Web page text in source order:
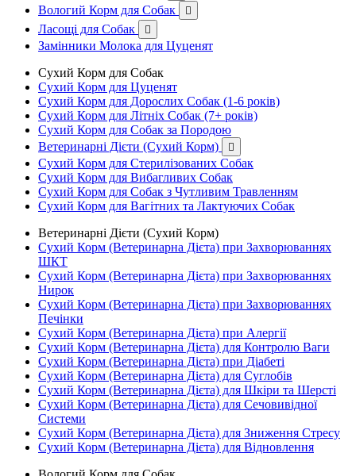
Вологий Корм для Собак 
Ласощі для Собак 
Замінники Молока для Цуценят
Сухий Корм для Собак
Сухий Корм для Цуценят
Сухий Корм для Дорослих Собак (1-6 років)
Сухий Корм для Літніх Собак (7+ років)
Сухий Корм для Собак за Породою
Ветеринарні Дієти (Сухий Корм)

Сухий Корм для Стерилізованих Собак
Сухий Корм для Вибагливих Собак
Сухий Корм для Собак з Чутливим Травленням
Сухий Корм для Вагітних та Лактуючих Собак
Ветеринарні Дієти (Сухий Корм)
Сухий Корм (Ветеринарна Дієта) при Захворюваннях
ШКТ
Сухий Корм (Ветеринарна Дієта) при Захворюваннях
Нирок
Сухий Корм (Ветеринарна Дієта) при Захворюваннях
Печінки
Сухий Корм (Ветеринарна Дієта) при Алергії
Сухий Корм (Ветеринарна Дієта) для Контролю Ваги
Сухий Корм (Ветеринарна Дієта) при Діабеті
Сухий Корм (Ветеринарна Дієта) для Суглобів
Сухий Корм (Ветеринарна Дієта) для Шкіри та Шерсті
Сухий Корм (Ветеринарна Дієта) для Сечовивідної
Системи
Сухий Корм (Ветеринарна Дієта) для Зниження Стресу
Сухий Корм (Ветеринарна Дієта) для Відновлення